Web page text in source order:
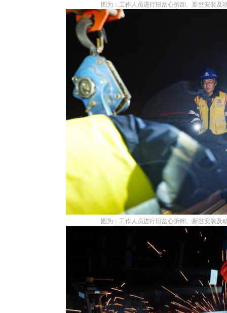
图为：工作人员进行旧岔心拆卸、新岔安装及
图为：工作人员进行旧岔心拆卸、新岔安装及